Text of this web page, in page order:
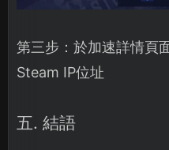
第三步：於加速詳情頁
Steam IP位址
五. 結語